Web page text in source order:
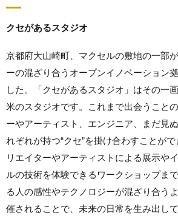
クセがあるスタジオ
京都府大山崎町、マクセルの敷地の一部
ーの混ざり合うオープンイノベーション
した。「クセがあるスタジオ」はその一
米のスタジオです。これまで出会うこと
ーやアーティスト、エンジニア、まだ見
れぞれが持つ“クセ”を掛け合わすことが
リエイターやアーティストによる展示や
ルの技術を体験できるワークショップま
る人の感性やテクノロジーが混ざり合う
催されることで、未来の日常を生み出して